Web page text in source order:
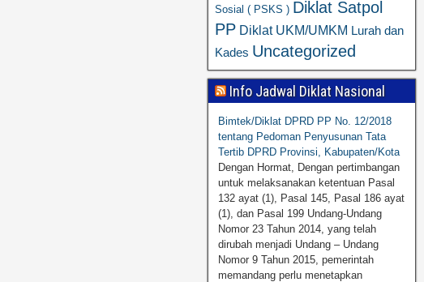
Sosial ( PSKS ) Diklat Satpol
PP Diklat UKM/UMKM Lurah dan
Kades Uncategorized
Info Jadwal Diklat Nasional
Bimtek/Diklat DPRD PP No. 12/2018
tentang Pedoman Penyusunan Tata
Tertib DPRD Provinsi, Kabupaten/Kota
Dengan Hormat, Dengan pertimbangan
untuk melaksanakan ketentuan Pasal
132 ayat (1), Pasal 145, Pasal 186 ayat
(1), dan Pasal 199 Undang-Undang
Nomor 23 Tahun 2014, yang telah
dirubah menjadi Undang – Undang
Nomor 9 Tahun 2015, pemerintah
memandang perlu menetapkan